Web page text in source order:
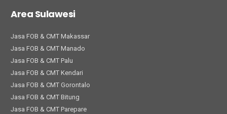
Area Sulawesi
Jasa FOB & CMT Makassar
Jasa FOB & CMT Manado
Jasa FOB & CMT Palu
Jasa FOB & CMT Kendari
Jasa FOB & CMT Gorontalo
Jasa FOB & CMT Bitung
Jasa FOB & CMT Parepare